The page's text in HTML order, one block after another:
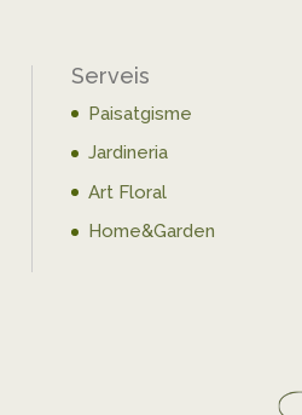
Serveis
Paisatgisme
Jardineria
Art Floral
Home&Garden